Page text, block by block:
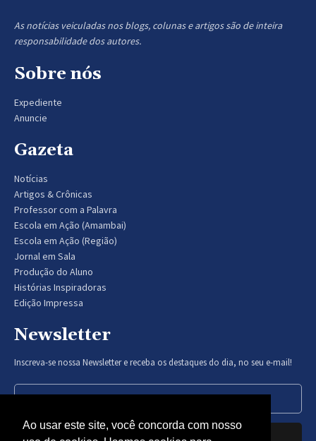
As notícias veiculadas nos blogs, colunas e artigos são de inteira
responsabilidade dos autores.
Sobre nós
Expediente
Anuncie
Gazeta
Notícias
Artigos & Crônicas
Professor com a Palavra
Escola em Ação (Amambai)
Escola em Ação (Região)
Jornal em Sala
Produção do Aluno
Histórias Inspiradoras
Edição Impressa
Newsletter
Inscreva-se nossa Newsletter e receba os destaques do dia, no seu e-mail!
Inscrever-se
Ao usar este site, você concorda com nosso